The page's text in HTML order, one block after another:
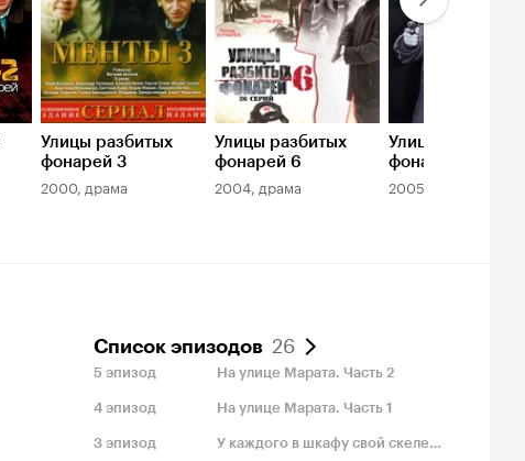
Улицы разбитых
фонарей 3
2000, драма
Улицы разбитых
фонарей 6
2004, драма
Улицы разбитых
фонарей 7
2005, боевик
Список эпизодов 26
5 эпизод На улице Марата. Часть 2
4 эпизод На улице Марата. Часть 1
3 эпизод У каждого в шкафу свой скелет. Часть 2